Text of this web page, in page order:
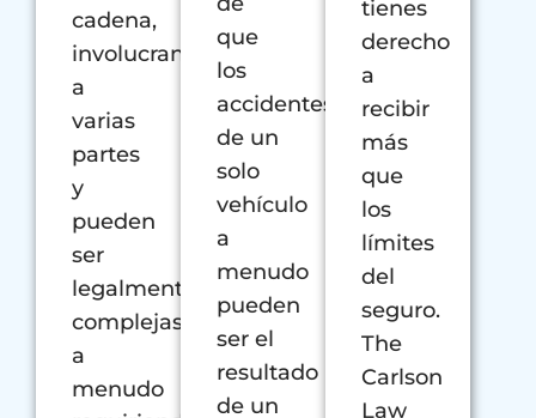
cadena,
involucran
a
varias
partes
y
pueden
ser
legalmente
complejas,
a
menudo
que
los
accidentes
de un
solo
vehículo
a
menudo
pueden
ser el
resultado
de un
tienes
derecho
a
recibir
más
que
los
límites
del
seguro.
The
Carlson
Law